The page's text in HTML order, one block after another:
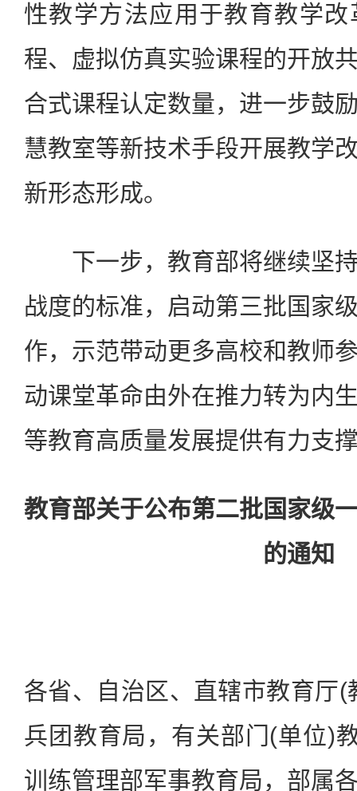
性教学方法应用于教育教学
程、虚拟仿真实验课程的开放
合式课程认定数量，进一步鼓
慧教室等新技术手段开展教学
新形态形成。
下一步，教育部将继续坚持
战度的标准，启动第三批国家
作，示范带动更多高校和教师
动课堂革命由外在推力转为内
等教育高质量发展提供有力支
教育部关于公布第二批国家级
的通知
各省、自治区、直辖市教育厅
兵团教育局，有关部门(单位)
训练管理部军事教育局，部属